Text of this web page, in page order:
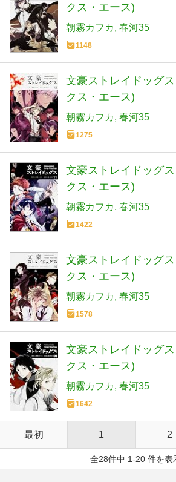
クス・エース)
朝霧カフカ 春河35
1148
文豪ストレイドッグ
クス・エース)
朝霧カフカ 春河35
1275
文豪ストレイドッグ
クス・エース)
朝霧カフカ 春河35
1422
文豪ストレイドッグ
クス・エース)
朝霧カフカ 春河35
1578
文豪ストレイドッグ
クス・エース)
朝霧カフカ 春河35
1642
最初 1 2
全28件中 1-20 件を表